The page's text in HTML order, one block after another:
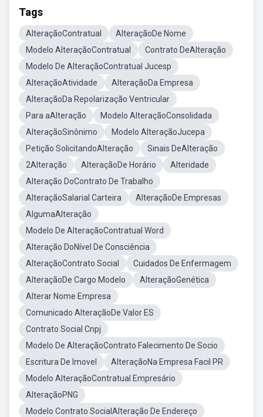
Tags
AlteraçãoContratual
AlteraçãoDe Nome
Modelo AlteraçãoContratual
Contrato DeAlteração
Modelo De AlteraçãoContratual Jucesp
AlteraçãoAtividade
AlteraçãoDa Empresa
AlteraçãoDa Repolarização Ventricular
Para aAlteração
Modelo AlteraçãoConsolidada
AlteraçãoSinônimo
Modelo AlteraçãoJucepa
Petição SolicitandoAlteração
Sinais DeAlteração
2Alteração
AlteraçãoDe Horário
Alteridade
Alteração DoContrato De Trabalho
AlteraçãoSalarial Carteira
AlteraçãoDe Empresas
AlgumaAlteração
Modelo De AlteraçãoContratual Word
Alteração DoNível De Consciência
AlteraçãoContrato Social
Cuidados De Enfermagem
AlteraçãoDe Cargo Modelo
AlteraçãoGenética
Alterar Nome Empresa
Comunicado AlteraçãoDe Valor ES
Contrato Social Cnpj
Modelo De AlteraçãoContrato Falecimento De Socio
Escritura De Imovel
AlteraçãoNa Empresa Facil PR
Modelo AlteraçãoContratual Empresário
AlteraçãoPNG
Modelo Contrato SocialAlteração De Endereço